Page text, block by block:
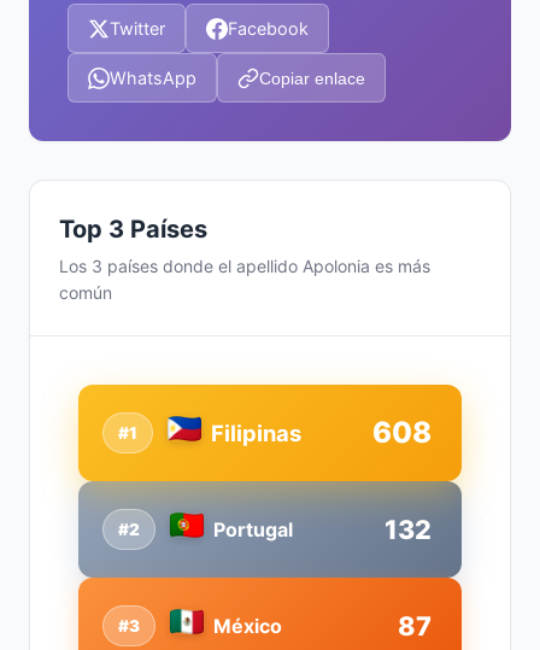
Twitter Facebook
WhatsApp Copiar enlace
Top 3 Países
Los 3 países donde el apellido Apolonia es más
común
#2 Portugal 132
#1 Filipinas 608
#3 México 87